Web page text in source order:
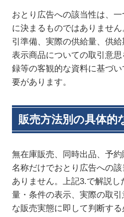
おとり広告への該当性は、
に決まるものではありませ
引準備、実際の供給量、供
表示商品についての取引意
録等の客観的な資料に基づ
要があります。
販売方法別の具体的
無在庫販売、同時出品、予
名称だけでおとり広告への
ありません。上記3.で解説し
量・条件の表示、実際の取
な販売実態に即して判断する